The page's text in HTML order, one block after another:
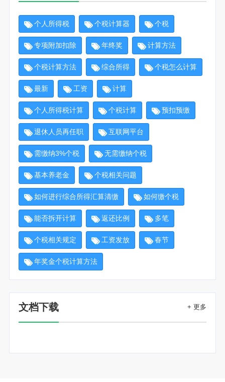
个人所得税 个税计算器 个税
专项附加扣除 年终奖 计算方法
个税计算方法 综合所得 个税怎么计算
最新 工资 计算
个人所得税计算 个税计算 预扣预缴
退休人员再任职 互联网平台
需缴纳3%个税 无需缴纳个税
基本养老金 个税相关问题
如何进行综合所得汇算清缴 如何缴个税
能否拆开计算 返还比例 多笔
个税相关规定 工资发放 春节
年奖金个税计算方法
文档下载 + 更多